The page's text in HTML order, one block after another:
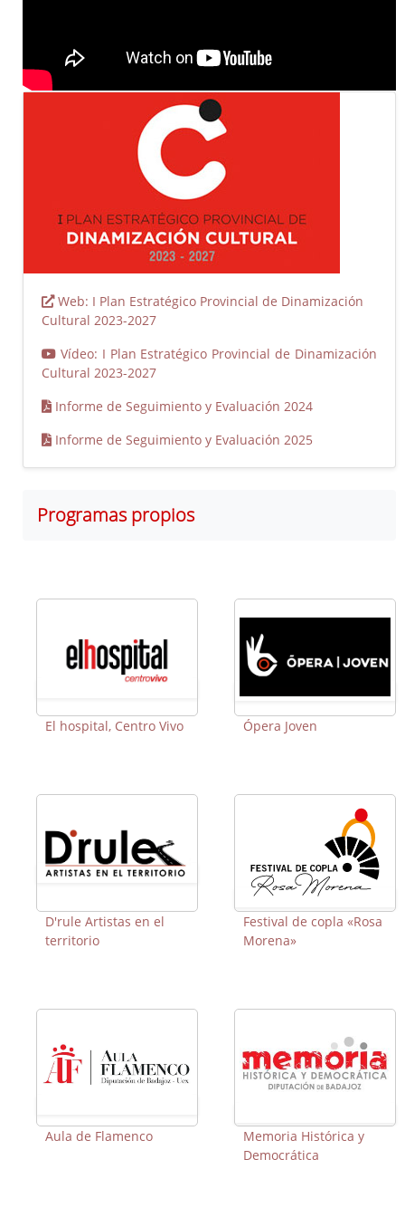
Web: I Plan Estratégico Provincial de Dinamización
Cultural 2023-2027
Vídeo: I Plan Estratégico Provincial de Dinamización
Cultural 2023-2027
Informe de Seguimiento y Evaluación 2024
Informe de Seguimiento y Evaluación 2025
Programas propios
El hospital, Centro Vivo Ópera Joven
D'rule Artistas en el
territorio
Festival de copla «Rosa
Morena»
Aula de Flamenco
Memoria Histórica y
Democrática